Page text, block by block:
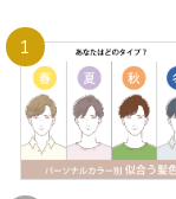
1